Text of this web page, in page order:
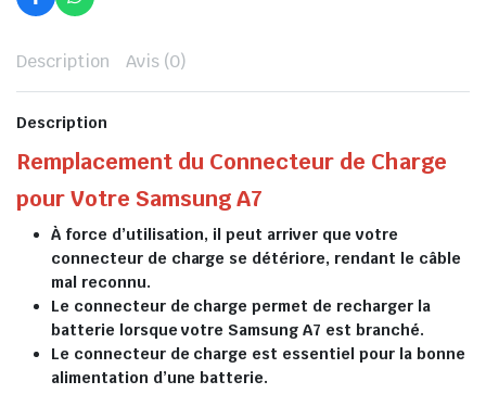
Description Avis (0)
Description
Remplacement du Connecteur de Charge
pour Votre Samsung A7
À force d’utilisation, il peut arriver que votre
connecteur de charge se détériore, rendant le câble
mal reconnu.
Le connecteur de charge permet de recharger la
batterie lorsque votre Samsung A7 est branché.
Le connecteur de charge est essentiel pour la bonne
alimentation d’une batterie.